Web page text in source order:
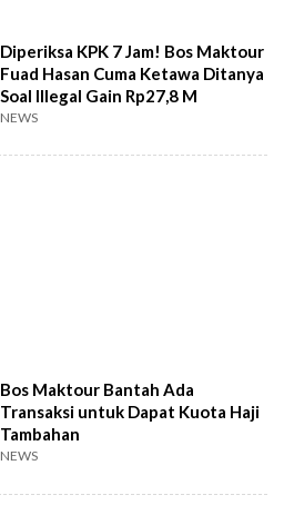
Diperiksa KPK 7 Jam! Bos Maktour
Fuad Hasan Cuma Ketawa Ditanya
Soal Illegal Gain Rp27,8 M
NEWS
Bos Maktour Bantah Ada
Transaksi untuk Dapat Kuota Haji
Tambahan
NEWS